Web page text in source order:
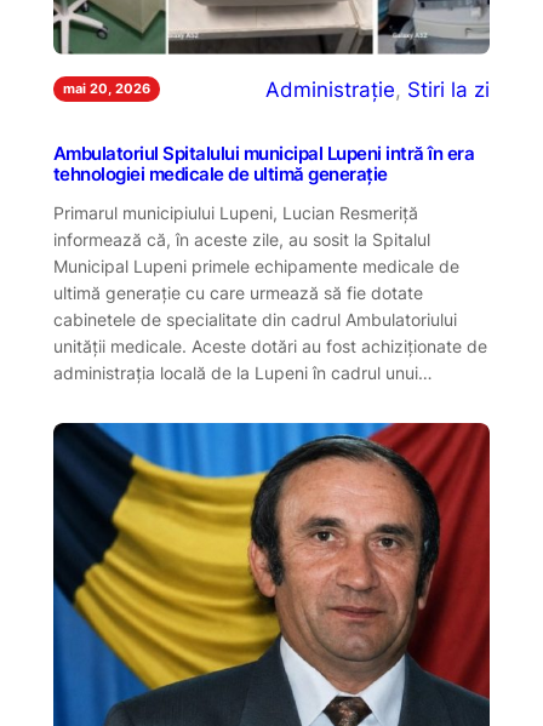
mai 20, 2026 Administrație, Stiri la zi
Ambulatoriul Spitalului municipal Lupeni intră în era
tehnologiei medicale de ultimă generație
Primarul municipiului Lupeni, Lucian Resmeriță
informează că, în aceste zile, au sosit la Spitalul
Municipal Lupeni primele echipamente medicale de
ultimă generație cu care urmează să fie dotate
cabinetele de specialitate din cadrul Ambulatoriului
unității medicale. Aceste dotări au fost achiziționate de
administrația locală de la Lupeni în cadrul unui…